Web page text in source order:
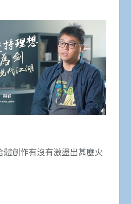
體創作有沒有激盪出甚麼火